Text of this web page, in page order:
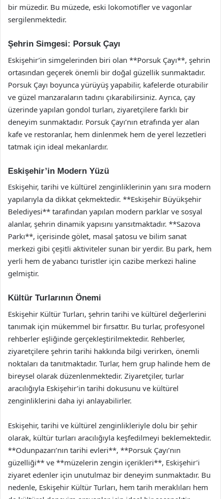
bir müzedir. Bu müzede, eski lokomotifler ve vagonlar
sergilenmektedir.
Şehrin Simgesi: Porsuk Çayı
Eskişehir’in simgelerinden biri olan **Porsuk Çayı**, şehrin
ortasından geçerek önemli bir doğal güzellik sunmaktadır.
Porsuk Çayı boyunca yürüyüş yapabilir, kafelerde oturabilir
ve güzel manzaraların tadını çıkarabilirsiniz. Ayrıca, çay
üzerinde yapılan gondol turları, ziyaretçilere farklı bir
deneyim sunmaktadır. Porsuk Çayı’nın etrafında yer alan
kafe ve restoranlar, hem dinlenmek hem de yerel lezzetleri
tatmak için ideal mekanlardır.
Eskişehir’in Modern Yüzü
Eskişehir, tarihi ve kültürel zenginliklerinin yanı sıra modern
yapılarıyla da dikkat çekmektedir. **Eskişehir Büyükşehir
Belediyesi** tarafından yapılan modern parklar ve sosyal
alanlar, şehrin dinamik yapısını yansıtmaktadır. **Sazova
Parkı**, içerisinde gölet, masal şatosu ve bilim sanat
merkezi gibi çeşitli aktiviteler sunan bir yerdir. Bu park, hem
yerli hem de yabancı turistler için cazibe merkezi haline
gelmiştir.
Kültür Turlarının Önemi
Eskişehir Kültür Turları, şehrin tarihi ve kültürel değerlerini
tanımak için mükemmel bir fırsattır. Bu turlar, profesyonel
rehberler eşliğinde gerçekleştirilmektedir. Rehberler,
ziyaretçilere şehrin tarihi hakkında bilgi verirken, önemli
noktaları da tanıtmaktadır. Turlar, hem grup halinde hem de
bireysel olarak düzenlenmektedir. Ziyaretçiler, turlar
aracılığıyla Eskişehir’in tarihi dokusunu ve kültürel
zenginliklerini daha iyi anlayabilirler.
Eskişehir, tarihi ve kültürel zenginlikleriyle dolu bir şehir
olarak, kültür turları aracılığıyla keşfedilmeyi beklemektedir.
**Odunpazarı’nın tarihi evleri**, **Porsuk Çayı’nın
güzelliği** ve **müzelerin zengin içerikleri**, Eskişehir’i
ziyaret edenler için unutulmaz bir deneyim sunmaktadır. Bu
nedenle, Eskişehir Kültür Turları, hem tarih meraklıları hem